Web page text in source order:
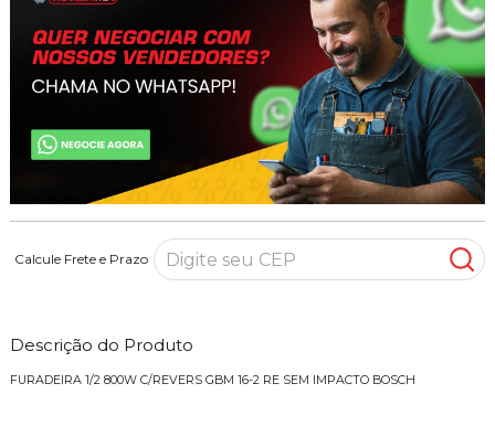
Calcule Frete e Prazo
Descrição do Produto
FURADEIRA 1/2 800W C/REVERS GBM 16-2 RE SEM IMPACTO BOSCH